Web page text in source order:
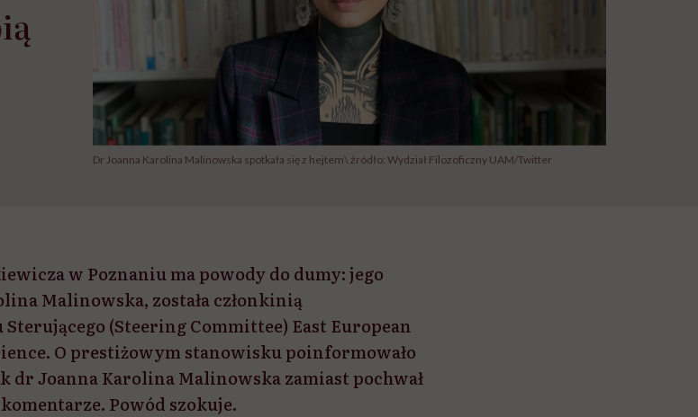
Dr Joanna Karolina Malinowska spotkała się z hejtem\ źródło: Wydział Filozoficzny UAM/Twitter
w Poznaniu ma powody do dumy: jego
Malinowska, została członkinią
(Steering Committee) East European
O prestiżowym stanowisku poinformowało
dr Joanna Karolina Malinowska zamiast pochwał
Powód szokuje.